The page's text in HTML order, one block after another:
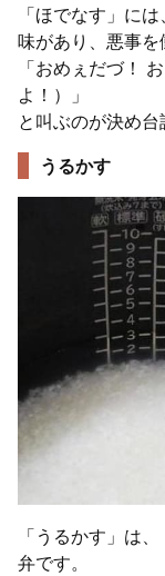
「ほでなす」に
味があり、悪事
「おめぇだづ！
よ！）」
と叫ぶのが決め台
うるかす
「うるかす」は
弁です。